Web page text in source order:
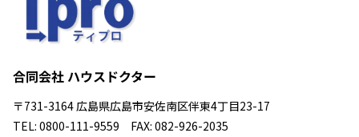
合同会社 ハウスドクター
〒731-3164 広島県広島市安佐南区伴東4丁目23-17
TEL: 0800-111-9559 FAX: 082-926-2035